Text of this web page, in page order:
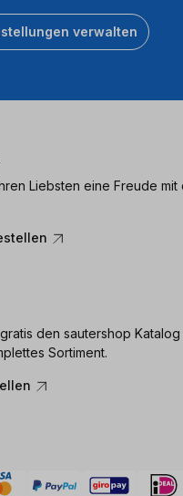
verwalten
Liebsten eine Freude mit
den sautershop
Sortiment.